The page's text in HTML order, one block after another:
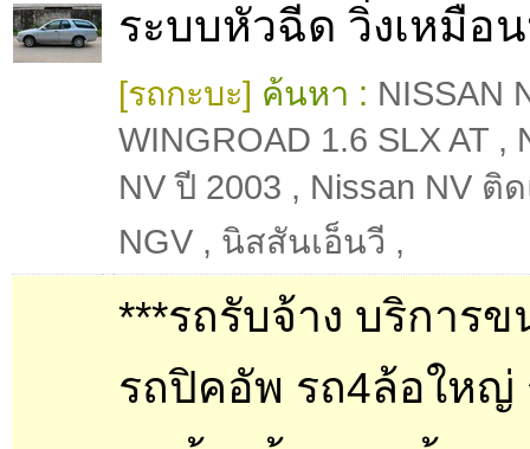
ระบบหัวฉีด วิ่งเหมือ
[รถกะบะ] ค้นหา : NISSAN
WINGROAD 1.6 SLX AT ,
NV ปี 2003 , Nissan NV ติ
NGV , นิสสันเอ็นวี ,
***รถรับจ้าง บริการข
รถปิคอัพ รถ4ล้อใหญ่